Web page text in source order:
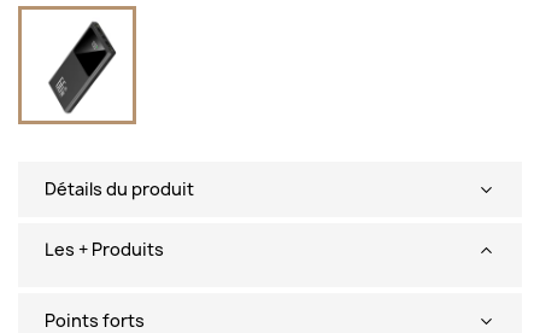
Détails du produit
Les + Produits
Points forts